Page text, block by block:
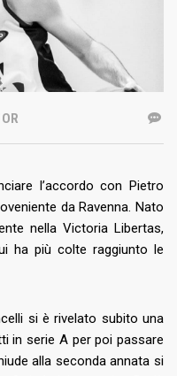
l’accordo con Pietro
da Ravenna. Nato
nella Victoria Libertas,
ha più colte raggiunto le
si è rivelato subito una
in serie A per poi passare
alla seconda annata si